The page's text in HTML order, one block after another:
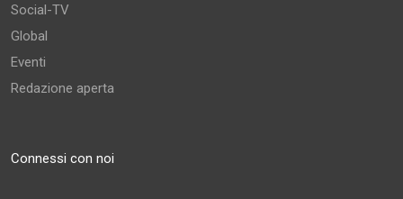
Social-TV
Global
Eventi
Redazione aperta
Connessi con noi